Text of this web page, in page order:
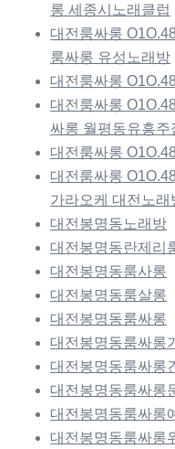
롱 세종시노래클럽
대전룸싸롱
룸싸롱 유성노래방
대전룸싸롱
대전룸싸롱
싸롱 월평동유흥주
대전룸싸롱
대전룸싸롱
가라오케 대전노래
대전봉명동노래방
대전봉명동란제리
대전봉명동룸사롱
대전봉명동룸살롱
대전봉명동룸싸롱
대전봉명동룸싸롱
대전봉명동룸싸롱
대전봉명동룸싸롱
대전봉명동룸싸롱
대전봉명동룸싸롱